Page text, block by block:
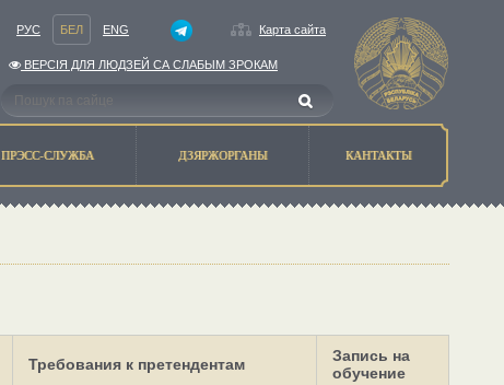
РУС БЕЛ ENG Карта сайта
ВЕРСIЯ ДЛЯ ЛЮДЗЕЙ СА СЛАБЫМ ЗРОКАМ
ПРЭСС-СЛУЖБА ДЗЯРЖОРГАНЫ КАНТАКТЫ
Требования к претендентам
Запись на
обучение